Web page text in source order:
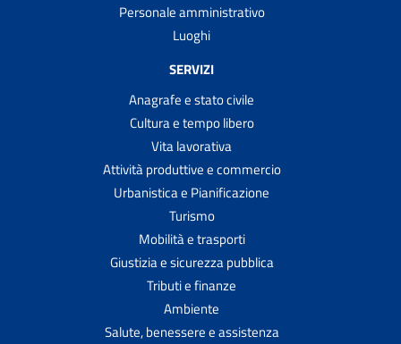
Personale amministrativo
Luoghi
SERVIZI
Anagrafe e stato civile
Cultura e tempo libero
Vita lavorativa
Attività produttive e commercio
Urbanistica e Pianificazione
Turismo
Mobilità e trasporti
Giustizia e sicurezza pubblica
Tributi e finanze
Ambiente
Salute, benessere e assistenza